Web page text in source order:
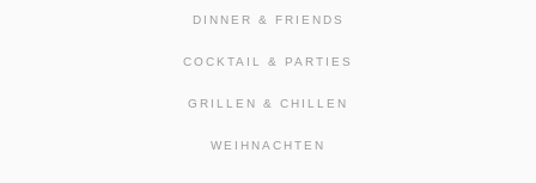
DINNER & FRIENDS
COCKTAIL & PARTIES
GRILLEN & CHILLEN
WEIHNACHTEN